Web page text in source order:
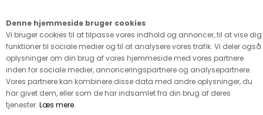
Denne hjemmeside bruger cookies
Vi bruger cookies til at tilpasse vores indhold og annoncer, til at vise dig
funktioner til sociale medier og til at analysere vores trafik. Vi deler også
oplysninger om din brug af vores hjemmeside med vores partnere
inden for sociale medier, annonceringspartnere og analysepartnere.
Vores partnere kan kombinere disse data med andre oplysninger, du
har givet dem, eller som de har indsamlet fra din brug af deres
tjenester. Læs mere.
FORSIDE›VÆVET STOF